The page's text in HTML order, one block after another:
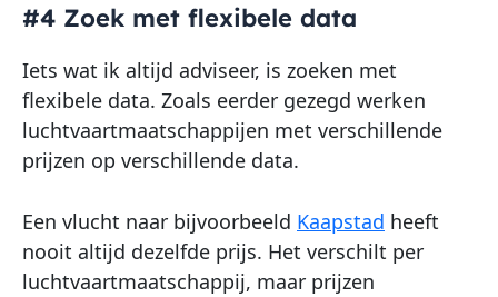
#4 Zoek met flexibele data
Iets wat ik altijd adviseer, is zoeken met
flexibele data. Zoals eerder gezegd werken
luchtvaartmaatschappijen met verschillende
prijzen op verschillende data.
Een vlucht naar bijvoorbeeld Kaapstad heeft
nooit altijd dezelfde prijs. Het verschilt per
luchtvaartmaatschappij, maar prijzen